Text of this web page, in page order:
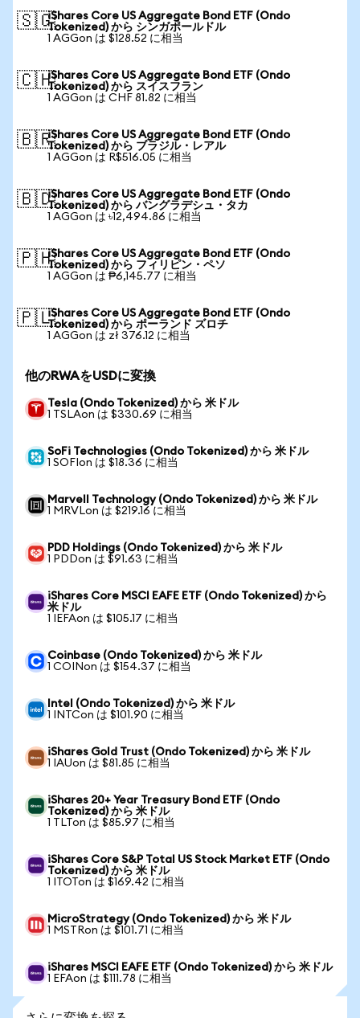
🇸🇬iShares Core US Aggregate Bond ETF (Ondo
Tokenized) から シンガポールドル
1 AGGon は $128.52 に相当
🇨🇭iShares Core US Aggregate Bond ETF (Ondo
Tokenized) から スイスフラン
1 AGGon は CHF 81.82 に相当
🇧🇷iShares Core US Aggregate Bond ETF (Ondo
Tokenized) から ブラジル・レアル
1 AGGon は R$516.05 に相当
🇧🇩iShares Core US Aggregate Bond ETF (Ondo
Tokenized) から バングラデシュ・タカ
1 AGGon は ৳12,494.86 に相当
🇵🇭iShares Core US Aggregate Bond ETF (Ondo
Tokenized) から フィリピン・ペソ
1 AGGon は ₱6,145.77 に相当
🇵🇱iShares Core US Aggregate Bond ETF (Ondo
Tokenized) から ポーランド ズロチ
1 AGGon は zł 376.12 に相当
他のRWAをUSDに変換
Tesla (Ondo Tokenized) から 米ドル
1 TSLAon は $330.69 に相当
SoFi Technologies (Ondo Tokenized) から 米ドル
1 SOFIon は $18.36 に相当
Marvell Technology (Ondo Tokenized) から 米ドル
1 MRVLon は $219.16 に相当
PDD Holdings (Ondo Tokenized) から 米ドル
1 PDDon は $91.63 に相当
iShares Core MSCI EAFE ETF (Ondo Tokenized) から
米ドル
1 IEFAon は $105.17 に相当
Coinbase (Ondo Tokenized) から 米ドル
1 COINon は $154.37 に相当
Intel (Ondo Tokenized) から 米ドル
1 INTCon は $101.90 に相当
iShares Gold Trust (Ondo Tokenized) から 米ドル
1 IAUon は $81.85 に相当
iShares 20+ Year Treasury Bond ETF (Ondo
Tokenized) から 米ドル
1 TLTon は $85.97 に相当
iShares Core S&P Total US Stock Market ETF (Ondo
Tokenized) から 米ドル
1 ITOTon は $169.42 に相当
MicroStrategy (Ondo Tokenized) から 米ドル
1 MSTRon は $101.71 に相当
iShares MSCI EAFE ETF (Ondo Tokenized) から 米ドル
1 EFAon は $111.78 に相当